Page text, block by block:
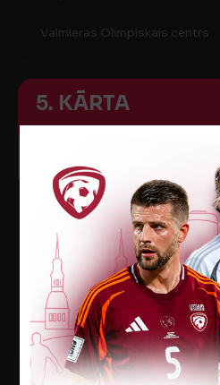
Valmieras Olimpiskais centrs
5. KĀRTA
16 2018
FK
2000/TSS
RIGA FC
Tukuma pils. stad. māksl. lauk.